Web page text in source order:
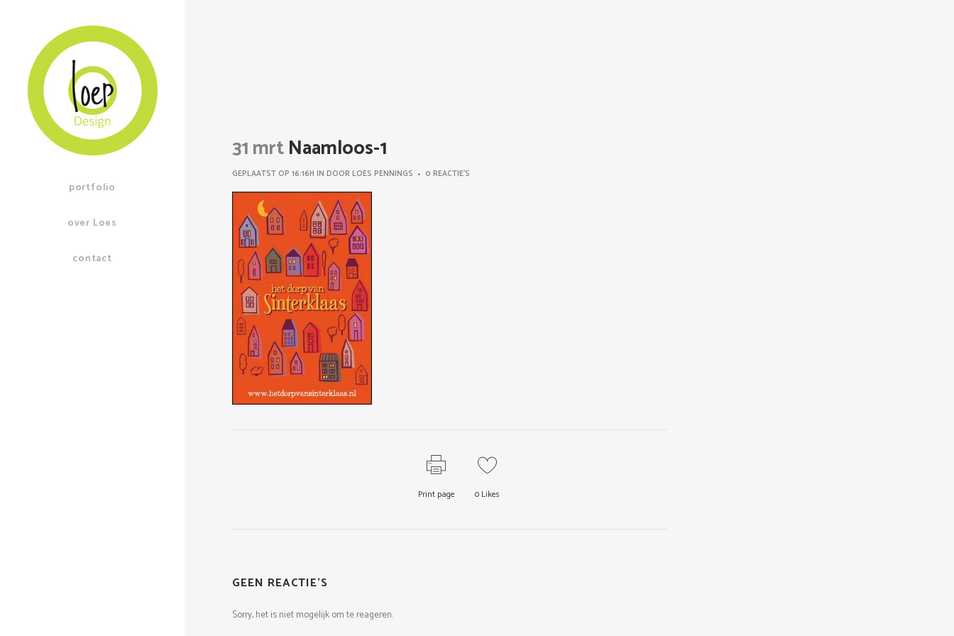
portfolio
over Loes
contact
31 mrtNaamloos-1
GEPLAATST OP 16:16H IN DOORLOES PENNINGS 0 REACTIE'S
Print page 0Likes
GEEN REACTIE'S
Sorry, het is niet mogelijk om te reageren.